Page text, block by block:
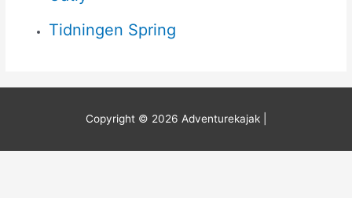
Tidningen Spring
Copyright © 2026 Adventurekajak